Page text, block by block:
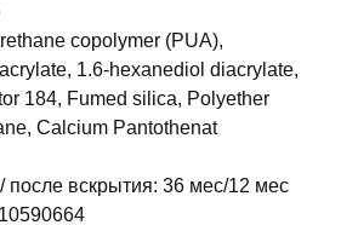
copolymer (PUA),
1.6-hexanediol diacrylate,
184, Fumed silica, Polyether
Calcium Pantothenat
после вскрытия: 36 мес/12 мес